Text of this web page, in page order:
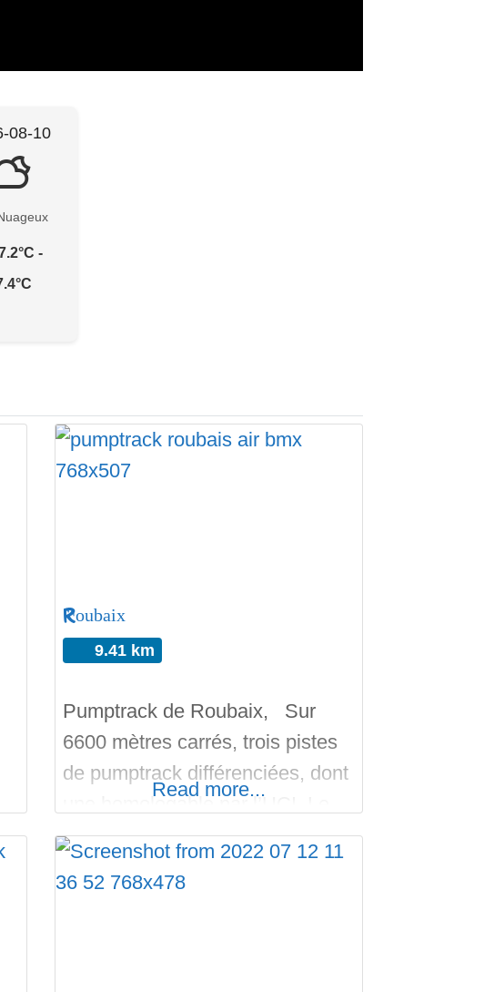
08-10
-
Roubaix
9.41 km
Pumptrack de Roubaix, Sur
6600 mètres carrés, trois pistes
de pumptrack différenciées, dont
une homologable par l’UCI. Le
Pumptrack de Roubaix est
construit en bitume urbain, il se
situe en extérieur dans le Parc
Read more...